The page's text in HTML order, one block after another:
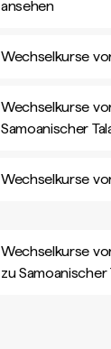
ansehen
Wechselkurse
Wechselkurse
Samoanischer
Wechselkurse
Wechselkurse
zu Samoanischer